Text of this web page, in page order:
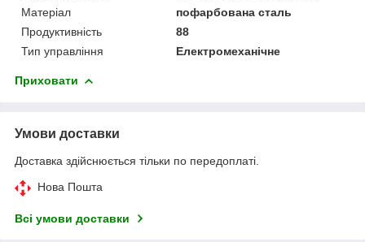
Матеріал
пофарбована сталь
Продуктивність
88
Тип управління
Електромеханічне
Приховати
Умови доставки
Доставка здійснюється тільки по передоплаті.
Нова Пошта
Всі умови доставки